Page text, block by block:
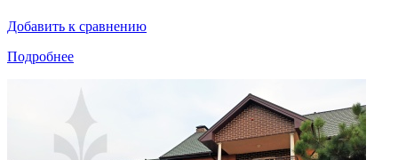
Добавить к сравнению
Подробнее